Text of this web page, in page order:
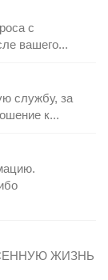
с
вашего...
службу, за
к...
ЖИЗНЬ